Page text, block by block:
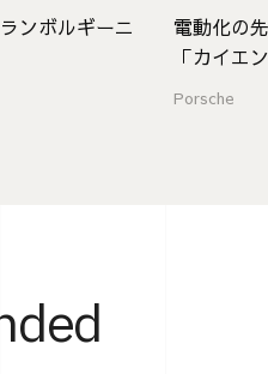
ンボルギーニ
電動化の
「カイエ
Porsche